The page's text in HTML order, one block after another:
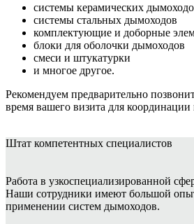
системы керамических
системы стальных дымоходов
комплектующие и доборные
блоки для оболочки дымоходов
смеси и штукатурки
и многое другое.
Рекомендуем предварительно
время вашего визита для координации
Штат компетентных специалистов
Работа в узкоспециализированной
Наши сотрудники имеют большой
применении систем дымоходов.